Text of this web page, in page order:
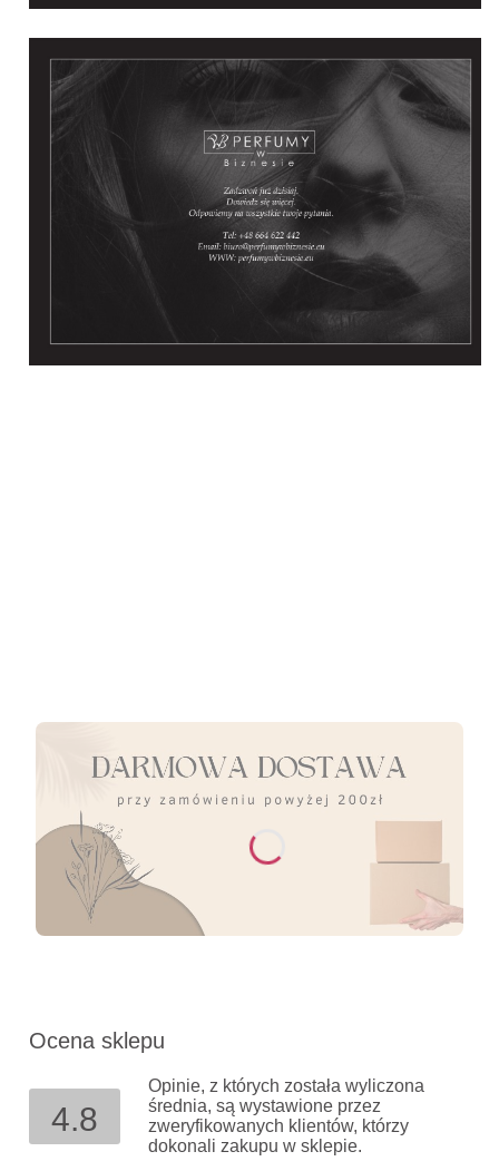
Ocena sklepu
4.8
Opinie, z których została wyliczona
średnia, są wystawione przez
zweryfikowanych klientów, którzy
dokonali zakupu w sklepie.